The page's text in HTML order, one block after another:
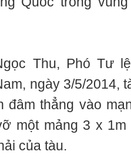
Thu, Phó Tư
ngày 3/5/2014,
đâm thẳng vào
một mảng 3 x
của tàu.